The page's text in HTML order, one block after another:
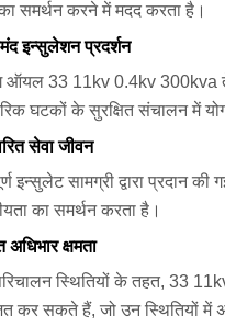
समर्थन करने में मदद करता है।
इन्सुलेशन प्रदर्शन
ऑयल 33 11kv 0.4kv 300kva
घटकों के सुरक्षित संचालन में
सेवा जीवन
इन्सुलेट सामग्री द्वारा प्रदान
का समर्थन करता है।
क्षमता
परिचालन स्थितियों के तहत, 33
कर सकते हैं, जो उन स्थितियों में